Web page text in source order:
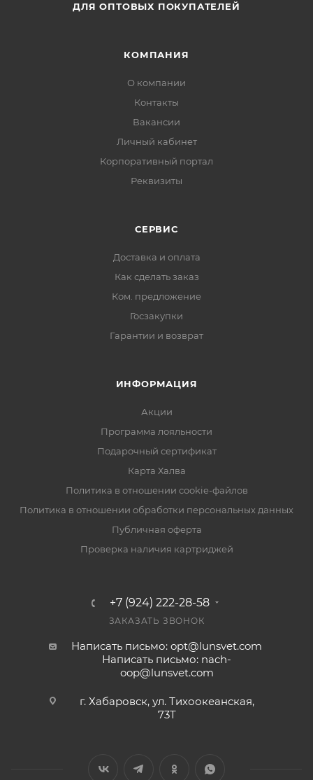
ДЛЯ ОПТОВЫХ ПОКУПАТЕЛЕЙ
КОМПАНИЯ
О компании
Контакты
Вакансии
Личный кабинет
Корпоративный портал
Реквизиты
СЕРВИС
Доставка и оплата
Как сделать заказ
Ком. предложение
Госзакупки
Гарантии и возврат
ИНФОРМАЦИЯ
Акции
Программа лояльности
Подарочный сертификат
Карта Халва
Политика в отношении cookie-файлов
Политика в отношении обработки персональных данных
Публичная оферта
Проверка наличия картриджей
+7 (924) 222-28-58
ЗАКАЗАТЬ ЗВОНОК
Написать письмо: opt@lunsvet.com
Написать письмо: nach-
oop@lunsvet.com
г. Хабаровск, ул. Тихоокеанская,
73Т